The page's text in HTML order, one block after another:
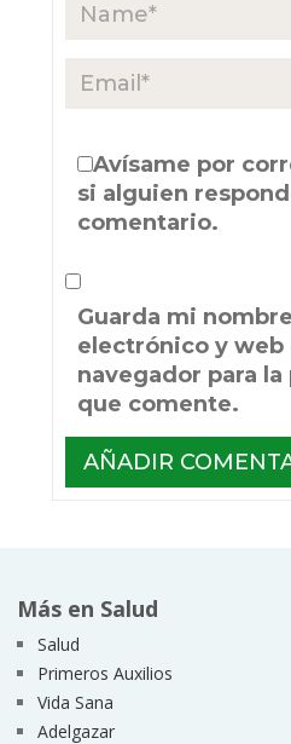
Avísame por
si alguien
comentario.
Guarda mi
electrónico y web
navegador para
que comente.
Más en Salud
Salud
Primeros Auxilios
Vida Sana
Adelgazar